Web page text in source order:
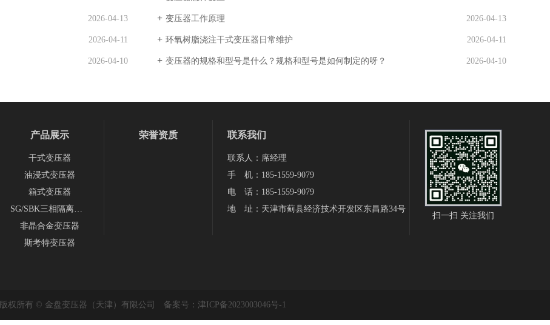
2026-04-13 变压器工作原理 2026-04-13
2026-04-11 环氧树脂浇注干式变压器日常维护 2026-04-11
2026-04-10 变压器的规格和型号是什么？规格和型号是如何制定的呀？ 2026-04-10
产品展示
干式变压器
油浸式变压器
箱式变压器
SG/SBK三相隔离变压器
非晶合金变压器
斯考特变压器
荣誉资质 联系我们
联系人：席经理‬
手 机：185-1559-9079
电 话：185-1559-9079
地 址：天津市蓟县经济技术开发区东昌路34号
扫一扫 关注我们
版权所有 © 金盘变压器（天津）有限公司 备案号： 津ICP备2023003046号-1